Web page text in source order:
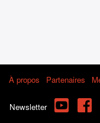
À propos Partenaires
Newsletter YouTube